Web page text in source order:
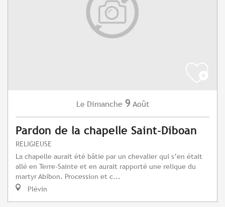
Le Dimanche 9 Août
Pardon de la chapelle Saint-Diboan
RELIGIEUSE
La chapelle aurait été bâtie par un chevalier qui s’en était
allé en Terre-Sainte et en aurait rapporté une relique du
martyr Abibon. Procession et c...
Plévin